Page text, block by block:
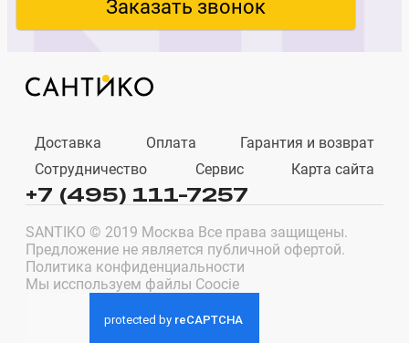
Заказать звонок
Доставка Оплата
Гарантия и возврат
Сотрудничество
Сервис Карта сайта
+7 (495) 111-7257
SANTIKO © 2019 Москва Все права защищены.
Предложение не является публичной офертой.
Политика конфиденциальности
Мы исспользуем файлы Coocie